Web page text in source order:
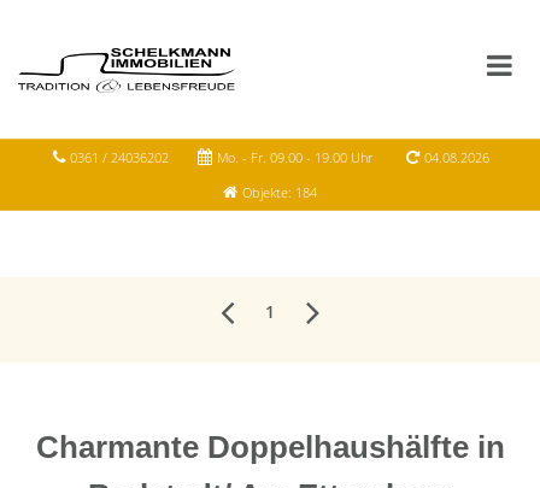
0361 / 24036202 Mo. - Fr. 09.00 - 19.00 Uhr
04.08.2026
Objekte: 184
1
Charmante Doppelhaushälfte in